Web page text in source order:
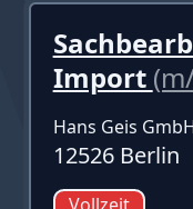
Import
Hans Geis
12526 Berlin